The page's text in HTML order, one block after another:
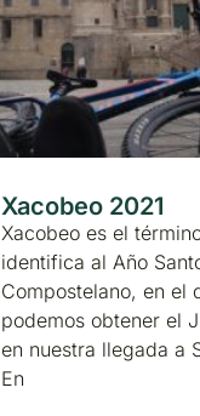
Xacobeo 2021
Xacobeo es el
identifica al Año
Compostelano, en el
podemos obtener el
en nuestra llegada a
En